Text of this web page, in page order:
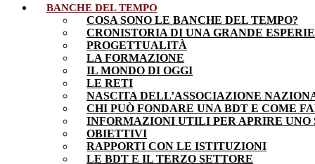
BANCHE DEL TEMPO
COSA SONO LE BANCHE DEL TEMPO?
CRONISTORIA DI UNA GRANDE
PROGETTUALITÀ
LA FORMAZIONE
IL MONDO DI OGGI
LE RETI
NASCITA DELL’ASSOCIAZIONE
CHI PUÒ FONDARE UNA BDT E COME
INFORMAZIONI UTILI PER APRIRE UNO
OBIETTIVI
RAPPORTI CON LE ISTITUZIONI
LE BDT E IL TERZO SETTORE